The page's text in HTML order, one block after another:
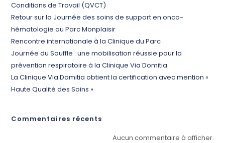
Conditions de Travail (QVCT)
Retour sur la Journée des soins de support en onco-
hématologie au Parc Monplaisir
Rencontre internationale à la Clinique du Parc
Journée du Souffle : une mobilisation réussie pour la
prévention respiratoire à la Clinique Via Domitia
La Clinique Via Domitia obtient la certification avec mention «
Haute Qualité des Soins »
Commentaires récents
Aucun commentaire à afficher.